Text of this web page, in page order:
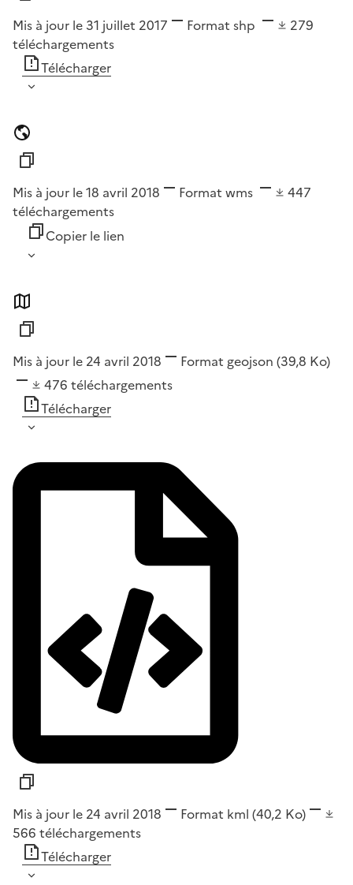
Mis à jour le 31 juillet 2017 Format shp
279
téléchargements
Télécharger
Mis à jour le 18 avril 2018 Format wms
447
téléchargements
Copier le lien
Mis à jour le 24 avril 2018 Format geojson (39,8 Ko)
476 téléchargements
Télécharger
Mis à jour le 24 avril 2018 Format kml (40,2 Ko)
566 téléchargements
Télécharger